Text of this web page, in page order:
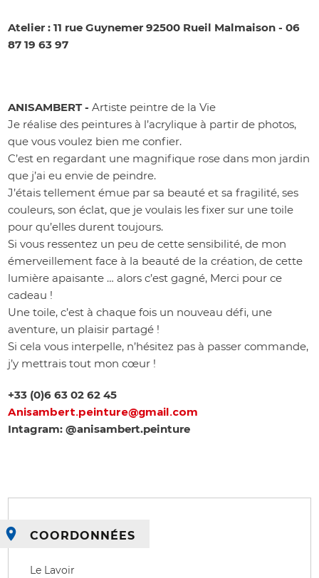
Atelier : 11 rue Guynemer 92500 Rueil Malmaison - 06
87 19 63 97
ANISAMBERT -Artiste peintre de la Vie
Je réalise des peintures à l’acrylique à partir de photos,
que vous voulez bien me confier.
C’est en regardant une magnifique rose dans mon jardin
que j’ai eu envie de peindre.
J’étais tellement émue par sa beauté et sa fragilité, ses
couleurs, son éclat, que je voulais les fixer sur une toile
pour qu’elles durent toujours.
Si vous ressentez un peu de cette sensibilité, de mon
émerveillement face à la beauté de la création, de cette
lumière apaisante … alors c’est gagné, Merci pour ce
cadeau !
Une toile, c’est à chaque fois un nouveau défi, une
aventure, un plaisir partagé !
Si cela vous interpelle, n’hésitez pas à passer commande,
j’y mettrais tout mon cœur !
+33 (0)6 63 02 62 45
Anisambert.peinture@gmail.com
Intagram: @anisambert.peinture
COORDONNÉES
Le Lavoir